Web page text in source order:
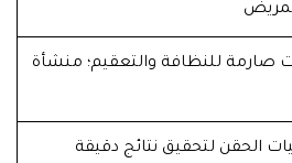
صارمة للنظافة والتعقيم؛ منشأة
الحقن لتحقيق نتائج دقيقة